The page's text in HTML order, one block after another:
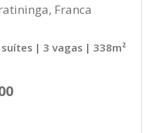
Franca
| 3 vagas | 338m²